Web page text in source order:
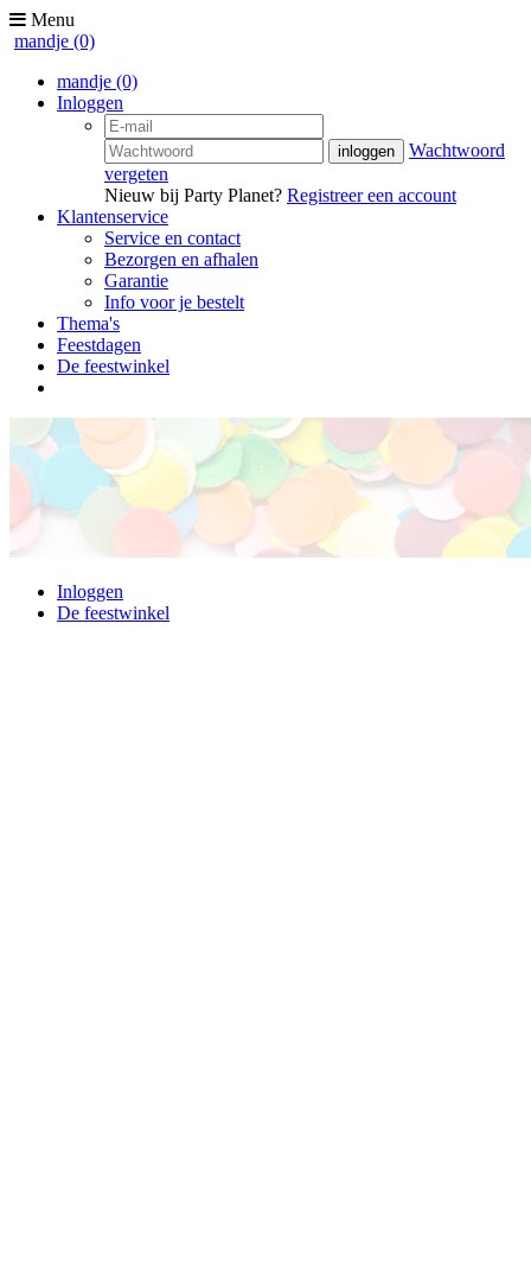
Menu
mandje (0)
mandje (0)
Inloggen
Wachtwoord
vergeten
Nieuw bij Party Planet? Registreer een account
Klantenservice
Service en contact
Bezorgen en afhalen
Garantie
Info voor je bestelt
Thema's
Feestdagen
De feestwinkel
Inloggen
De feestwinkel